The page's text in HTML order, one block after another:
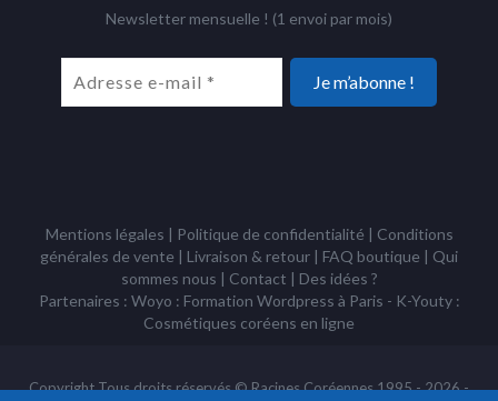
Newsletter mensuelle ! (1 envoi par mois)
Mentions légales | Politique de confidentialité | Conditions
générales de vente | Livraison & retour | FAQ boutique | Qui
sommes nous | Contact | Des idées ?
Partenaires : Woyo : Formation Wordpress à Paris - K-Youty :
Cosmétiques coréens en ligne
Copyright Tous droits réservés © Racines Coréennes 1995 - 2026 -